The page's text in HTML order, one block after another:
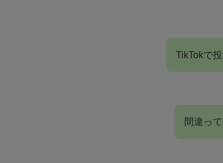
TikTokで
間違っ